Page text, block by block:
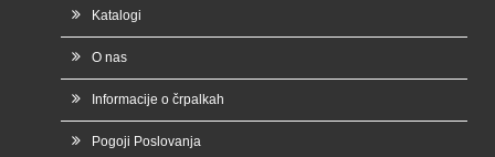
Katalogi
O nas
Informacije o črpalkah
Pogoji Poslovanja